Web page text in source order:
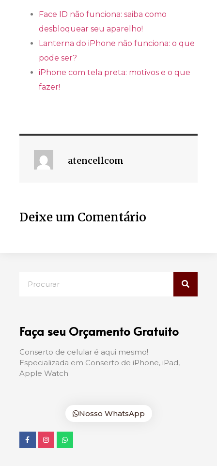
Face ID não funciona: saiba como
desbloquear seu aparelho!
Lanterna do iPhone não funciona: o que
pode ser?
iPhone com tela preta: motivos e o que
fazer!
atencellcom
Deixe um Comentário
Faça seu Orçamento Gratuito
Conserto de celular é aqui mesmo!
Especializada em Conserto de iPhone, iPad,
Apple Watch
Nosso WhatsApp